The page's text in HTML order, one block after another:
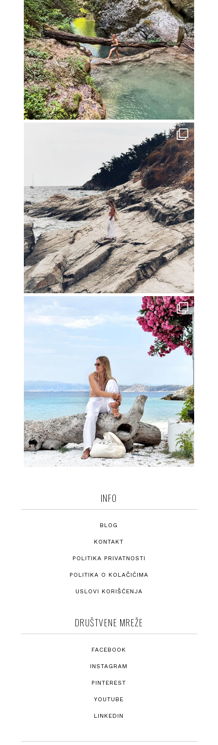
INFO
BLOG
KONTAKT
POLITIKA PRIVATNOSTI
POLITIKA O KOLAČIĆIMA
USLOVI KORIŠĆENJA
DRUŠTVENE MREŽE
FACEBOOK
INSTAGRAM
PINTEREST
YOUTUBE
LINKEDIN